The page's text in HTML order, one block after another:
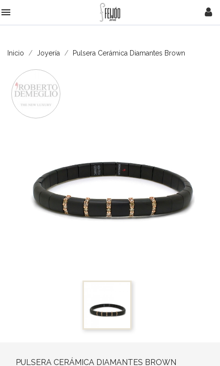

Inicio Joyería Pulsera Cerámica Diamantes Brown
PULSERA CERÁMICA DIAMANTES BROWN